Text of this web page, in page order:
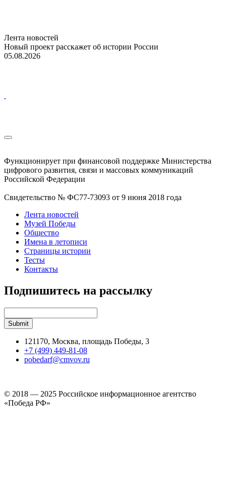
Лента новостей
Новый проект расскажет об истории России
05.08.2026
Функционирует при финансовой поддержке Министерства
цифрового развития, связи и массовых коммуникаций
Российской Федерации
Свидетельство № ФС77-73093 от 9 июня 2018 года
Лента новостей
Музей Победы
Общество
Имена в летописи
Страницы истории
Тесты
Контакты
Подпишитесь на рассылку
121170, Москва, площадь Победы, 3
+7 (499) 449-81-08
pobedarf@cmvov.ru
© 2018 — 2025 Российское информационное агентство
«Победа РФ»